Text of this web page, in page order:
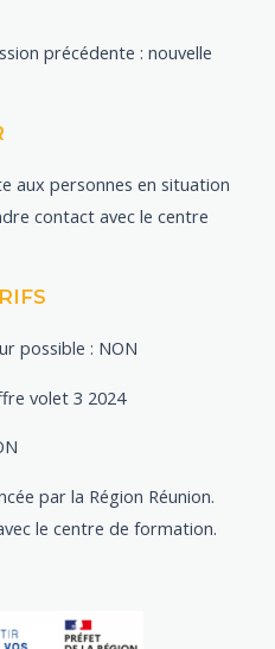
précédente : nouvelle
aux personnes en situation
contact avec le centre
possible : NON
volet 3 2024
par la Région Réunion.
le centre de formation.